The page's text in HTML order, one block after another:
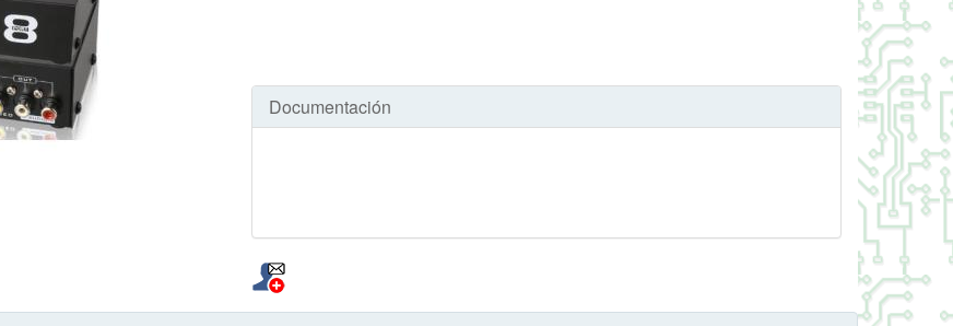
Documentación